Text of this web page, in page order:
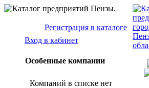
Регистрация в каталоге
Вход в кабинет
Особенные компании
Компаний в списке нет